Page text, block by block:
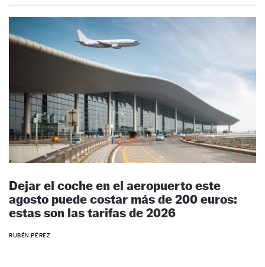
Dejar el coche en el aeropuerto este
agosto puede costar más de 200 euros:
estas son las tarifas de 2026
RUBÉN PÉREZ